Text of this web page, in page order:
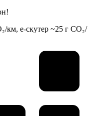
км, е-скутер ~25 г CO₂/